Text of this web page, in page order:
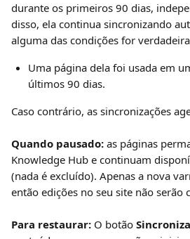
durante os primeiros 90 dias,
disso, ela continua sincronizando
alguma das condições for
Uma página dela foi usada em
últimos 90 dias.
Caso contrário, as sincronizações
Quando pausado: as páginas
Knowledge Hub e continuam
(nada é excluído). Apenas a nova
então edições no seu site não serão
Para restaurar: O botão